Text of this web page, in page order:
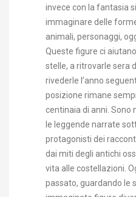
invece con la fantasia
immaginare delle
animali, personaggi,
Queste figure ci
stelle, a ritrovarle sera
rivederle l’anno
posizione rimane
centinaia di anni. Sono
le leggende narrate
protagonisti dei
dai miti degli antichi
vita alle costellazioni.
passato, guardando le